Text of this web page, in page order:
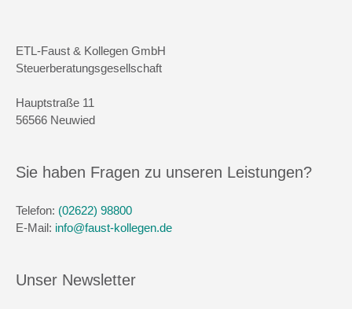
ETL-Faust & Kollegen GmbH
Steuerberatungsgesellschaft
Hauptstraße 11
56566 Neuwied
Sie haben Fragen zu unseren Leistungen?
Telefon: (02622) 98800
E-Mail: info@faust-kollegen.de
Unser Newsletter